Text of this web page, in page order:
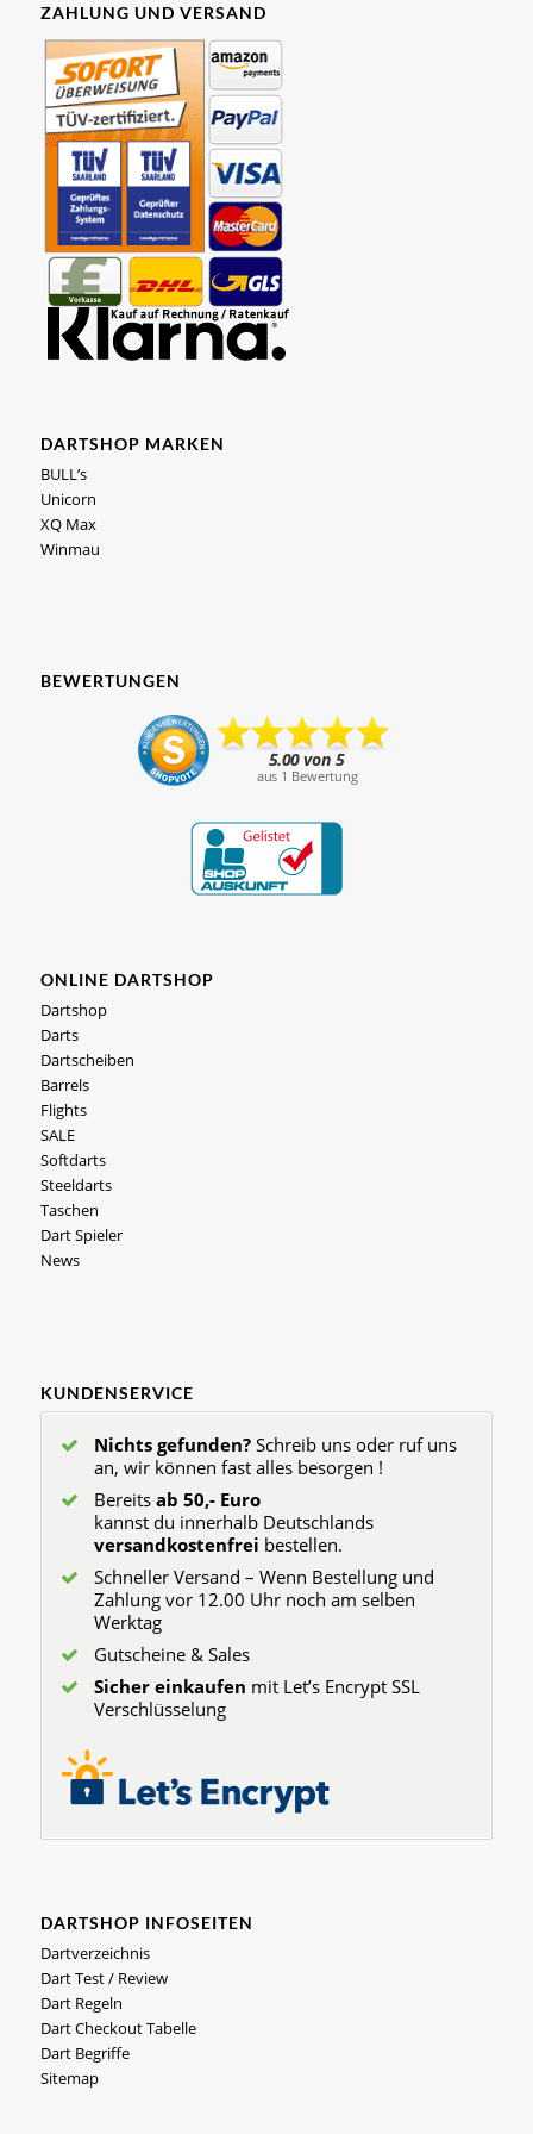
ZAHLUNG UND VERSAND
DARTSHOP MARKEN
BULL’s
Unicorn
XQ Max
Winmau
BEWERTUNGEN
ONLINE DARTSHOP
Dartshop
Darts
Dartscheiben
Barrels
Flights
SALE
Softdarts
Steeldarts
Taschen
Dart Spieler
News
KUNDENSERVICE
Nichts gefunden?Schreib uns oder ruf uns
an, wir können fast alles besorgen !
Bereits ab 50,- Euro
kannst du innerhalb Deutschlands
versandkostenfrei bestellen.
Schneller Versand – Wenn Bestellung und
Zahlung vor 12.00 Uhr noch am selben
Werktag
Gutscheine & Sales
Sicher einkaufen mit Let’s Encrypt SSL
Verschlüsselung
DARTSHOP INFOSEITEN
Dartverzeichnis
Dart Test / Review
Dart Regeln
Dart Checkout Tabelle
Dart Begriffe
Sitemap